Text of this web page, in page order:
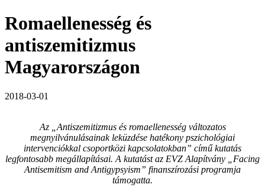
Romaellenesség és
antiszemitizmus
Magyarországon
2018-03-01
Az „Antiszemitizmus és romaellenesség változatos
megnyilvánulásainak leküzdése hatékony pszichológiai
intervenciókkal csoportközi kapcsolatokban” című kutatás
legfontosabb megállapításai. A kutatást az EVZ Alapítvány „Facing
Antisemitism and Antigypsyism” finanszírozási programja
támogatta.